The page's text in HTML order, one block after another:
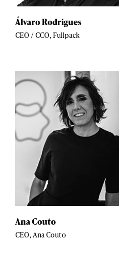
Álvaro Rodrigues
CEO / CCO, Fullpack
Ana Couto
CEO, Ana Couto